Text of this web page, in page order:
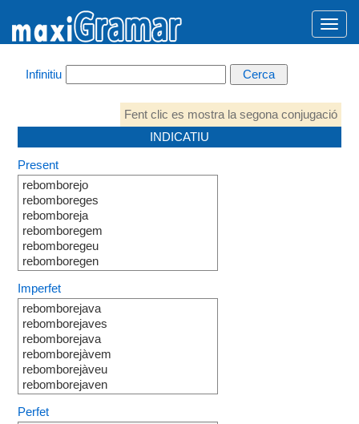
Infinitiu
Fent clic es mostra la segona conjugació
INDICATIU
Present
rebomborejo
rebomboreges
rebomboreja
rebomboregem
rebomboregeu
rebomboregen
Imperfet
rebomborejava
rebomborejaves
rebomborejava
rebomborejàvem
rebomborejàveu
rebomborejaven
Perfet